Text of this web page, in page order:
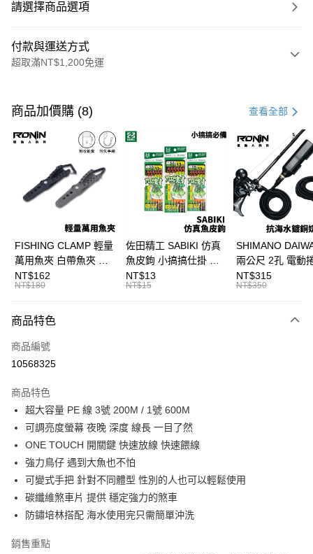
請選擇商品選項
付款與運送方式
超取滿NT$1,200免運
信用卡一次付款
信用卡分期付款
NT$1,566 21家銀行
合作金庫商業銀行
第一商業銀行
華南商業銀行
彰化商業銀行
上海商業儲蓄銀行
台北富邦商業銀行
國泰世華商業銀行
兆豐國際商業銀行
台中商業銀行
匯豐（台灣）商業銀行
華泰商業銀行
聯邦商業銀行
遠東國際商業銀行
元大商業銀行
台灣樂天信用卡公司
超商取貨付款
Apple Pay
悠遊付
大哥付你分期
【大哥付你分期使用說明】
2.付款方式選擇「大哥付你分期」，訂單成立後會自動跳轉到大哥付的交易
流程，驗證手機門號後，選擇欲分期的期數、繳款截止日，確認付款後即完
4.訂單成立30分鐘內，如未前往確認交易或遇審核未通過，訂單將自動取
消。如遇「轉專審核」未通過狀況，表示未達大哥付你分期系統評分，恕無
法說明評估內容。
【繳款方式說明】
1.分期款項不併入電信帳單，「大哥付你分期」於每月結算日後寄送繳費提
醒簡訊。
帳／街口支付／iPASS MONEY」等通路繳費。
【注意事項】
1.本服務係由「台灣大哥大股份有限公司」（以下簡稱本公司）所提供，讓
買賣價金債權讓與本公司後，依約使用本公司帳單繳交帳款。
相關說明
【關於「AFTEE先享後付」】
便利好安心！
２．便利：只要手機號碼，簡訊認證，即可結帳。
３．安心：先確認商品／服務後，再付款。
【「AFTEE先享後付」結帳流程】
１．於結帳方式選擇「AFTEE先享後付」後，將跳轉至「AFTEE先享後付」
結帳頁面，進行簡訊認證並確認金額後，即可完成結帳。
３．收到繳費通知簡訊後14天內，點擊此簡訊中的連結，可透過四大超商／
ATM／網路銀行／等多元方式進行付款，方視為交易完成。
購買商品的店家。未經商家同意取消之訂單仍視為有效，需透過AFTEE先享
貨到付款
運送方式
全家取貨付款
每筆NT$60，滿NT$1,200(含以上)免運費
付款後全家取貨
每筆NT$60，滿NT$1,200(含以上)免運費
7-11取貨付款
商品加價購 (8) 查看全部
FISHING CLAMP 輕量
萬用魚夾 白帶魚夾 船
釣魚夾 可單手操作
T1090
NT$162
NT$180
佐田精工 SABIKI 仿真
魚皮鉤 小搞搞仕掛 船
NT$13
NT$15
SHIMANO
兩公尺 2孔 電動
奶瓶電源線 奶瓶
線 T998
NT$315
NT$350
商品特色
商品編號
10568325
商品特色
超大容量 PE 線 3號 200M / 1號 600M
可調亮度螢幕 夜晚 深度 線長 一目了然
ONE TOUCH 開關鍵 快速放線 快速餵線
強力鳥仔 遇到大魚也不怕
可變式手把 針對不同體型 性別的人也可以輕鬆使用
碳纖維煞車片 提供 穩定強力的煞車
防鏽培林搭配 海水使用完只需簡單沖洗
銷售重點